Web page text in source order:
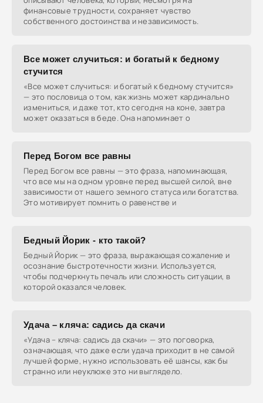
финансовые трудности, сохраняет чувство
собственного достоинства и независимость.
Все может случиться: и богатый к бедному
стучится
«Все может случиться: и богатый к бедному стучится»
— это пословица о том, как жизнь может кардинально
измениться, и даже тот, кто сегодня на коне, завтра
может оказаться в беде. Она напоминает о
Перед Богом все равны
Перед Богом все равны — это фраза, напоминающая,
что все мы на одном уровне перед высшей силой, вне
зависимости от нашего земного статуса или богатства.
Это мотивирует помнить о равенстве и
Бедный Йорик - кто такой?
Бедный Йорик — это фраза, выражающая сожаление и
осознание быстротечности жизни. Используется,
чтобы подчеркнуть печаль или сложность ситуации, в
которой оказался человек.
Удача – кляча: садись да скачи
«Удача – кляча: садись да скачи» — это поговорка,
означающая, что даже если удача приходит в не самой
лучшей форме, нужно использовать её шансы, как бы
странно или неуклюже это ни выглядело.